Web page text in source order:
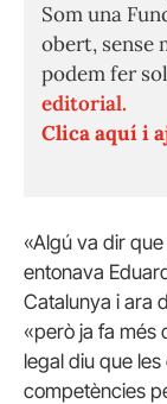
Som una
obert, sense
podem fer
editorial.
Clica aquí i
«Algú va dir
entonava
Catalunya i ara
«però ja fa més
legal diu que
competències